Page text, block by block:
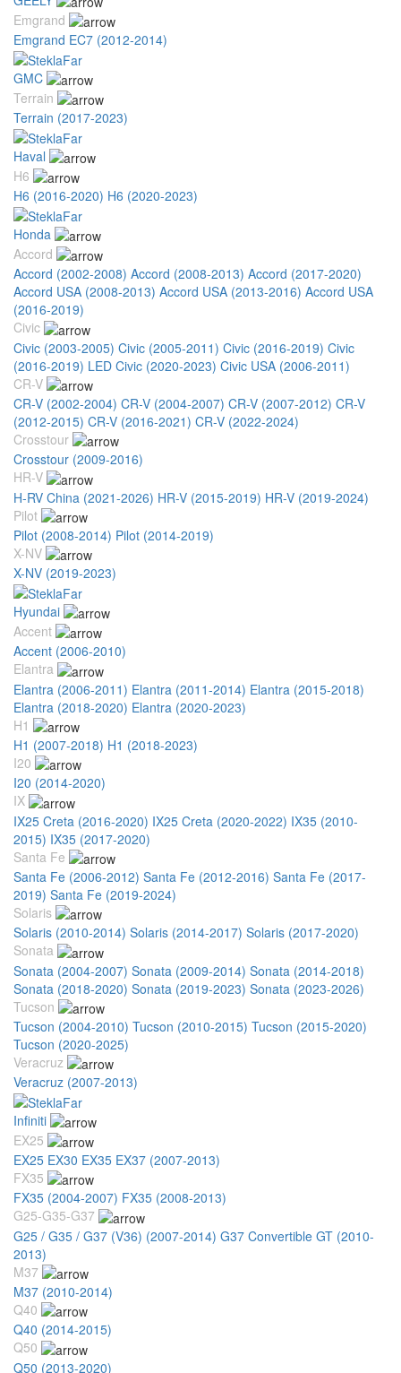
Emgrand
Emgrand EC7 (2012-2014)
GMC
Terrain
Terrain (2017-2023)
Haval
H6
H6 (2016-2020) H6 (2020-2023)
Honda
Accord
Accord (2002-2008) Accord (2008-2013) Accord (2017-2020)
Accord USA (2008-2013) Accord USA (2013-2016) Accord USA
(2016-2019)
Civic
Civic (2003-2005) Civic (2005-2011) Civic (2016-2019) Civic
(2016-2019) LED Civic (2020-2023) Civic USA (2006-2011)
CR-V
CR-V (2002-2004) CR-V (2004-2007) CR-V (2007-2012) CR-V
(2012-2015) CR-V (2016-2021) CR-V (2022-2024)
Crosstour
Crosstour (2009-2016)
HR-V
H-RV China (2021-2026) HR-V (2015-2019) HR-V (2019-2024)
Pilot
Pilot (2008-2014) Pilot (2014-2019)
X-NV
X-NV (2019-2023)
Hyundai
Accent
Accent (2006-2010)
Elantra
Elantra (2006-2011) Elantra (2011-2014) Elantra (2015-2018)
Elantra (2018-2020) Elantra (2020-2023)
H1
H1 (2007-2018) H1 (2018-2023)
I20
I20 (2014-2020)
IX
IX25 Creta (2016-2020) IX25 Creta (2020-2022) IX35 (2010-
2015) IX35 (2017-2020)
Santa Fe
Santa Fe (2006-2012) Santa Fe (2012-2016) Santa Fe (2017-
2019) Santa Fe (2019-2024)
Solaris
Solaris (2010-2014) Solaris (2014-2017) Solaris (2017-2020)
Sonata
Sonata (2004-2007) Sonata (2009-2014) Sonata (2014-2018)
Sonata (2018-2020) Sonata (2019-2023) Sonata (2023-2026)
Tucson
Tucson (2004-2010) Tucson (2010-2015) Tucson (2015-2020)
Tucson (2020-2025)
Veracruz
Veracruz (2007-2013)
Infiniti
EX25
EX25 EX30 EX35 EX37 (2007-2013)
FX35
FX35 (2004-2007) FX35 (2008-2013)
G25-G35-G37
G25 / G35 / G37 (V36) (2007-2014) G37 Convertible GT (2010-
2013)
M37
M37 (2010-2014)
Q40
Q40 (2014-2015)
Q50
Q50 (2013-2020)